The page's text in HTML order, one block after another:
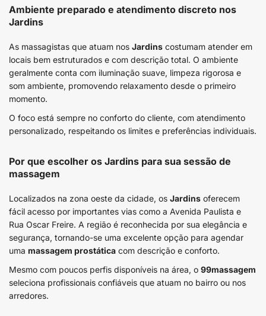
Ambiente preparado e atendimento discreto nos
Jardins
As massagistas que atuam nos Jardins costumam atender em
locais bem estruturados e com descrição total. O ambiente
geralmente conta com iluminação suave, limpeza rigorosa e
som ambiente, promovendo relaxamento desde o primeiro
momento.
O foco está sempre no conforto do cliente, com atendimento
personalizado, respeitando os limites e preferências individuais.
Por que escolher os Jardins para sua sessão de
massagem
Localizados na zona oeste da cidade, os Jardins oferecem
fácil acesso por importantes vias como a Avenida Paulista e
Rua Oscar Freire. A região é reconhecida por sua elegância e
segurança, tornando-se uma excelente opção para agendar
uma massagem prostática com descrição e conforto.
Mesmo com poucos perfis disponíveis na área, o 99massagem
seleciona profissionais confiáveis que atuam no bairro ou nos
arredores.